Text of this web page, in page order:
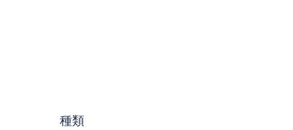
種類